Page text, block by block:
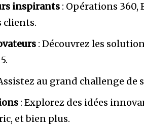
inspirants : Opérations 360,
clients.
: Découvrez les
au grand challenge de
: Explorez des idées
et bien plus.